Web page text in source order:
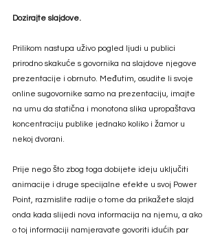
Dozirajte slajdove.
Prilikom nastupa uživo pogled ljudi u publici
prirodno skakuće s govornika na slajdove njegove
prezentacije i obrnuto. Međutim, osudite li svoje
online sugovornike samo na prezentaciju, imajte
na umu da statična i monotona slika upropaštava
koncentraciju publike jednako koliko i žamor u
nekoj dvorani.
Prije nego što zbog toga dobijete ideju uključiti
animacije i druge specijalne efekte u svoj Power
Point, razmislite radije o tome da prikažete slajd
onda kada slijedi nova informacija na njemu, a ako
o toj informaciji namjeravate govoriti idućih par